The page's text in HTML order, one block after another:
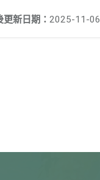
更新日期： 2025-11-06